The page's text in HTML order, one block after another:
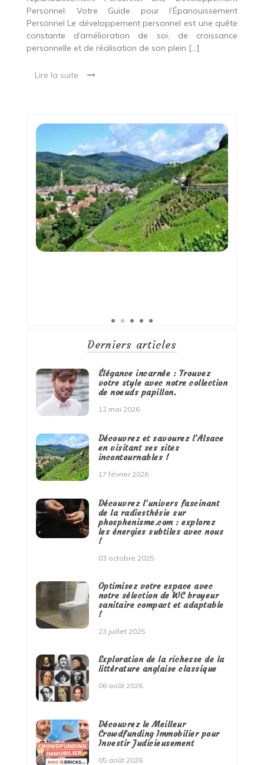
Personnel: Votre Guide pour l’Épanouissement
Personnel Le développement personnel est une quête
constante d’amélioration de soi, de croissance
personnelle et de réalisation de son plein […]
Lire la suite
Derniers articles
Élégance incarnée : Trouvez
votre style avec notre collection
de noeuds papillon.
12 mai 2026
Découvrez et savourez l’Alsace
en visitant ses sites
incontournables !
17 février 2026
Découvrez l’univers fascinant
de la radiesthésie sur
phosphenisme.com : explorez
les énergies subtiles avec nous
!
03 octobre 2025
Optimisez votre espace avec
notre sélection de WC broyeur
sanitaire compact et adaptable
!
23 juillet 2025
Exploration de la richesse de la
littérature anglaise classique
06 août 2026
Découvrez le Meilleur
Crowdfunding Immobilier pour
Investir Judicieusement
05 août 2026